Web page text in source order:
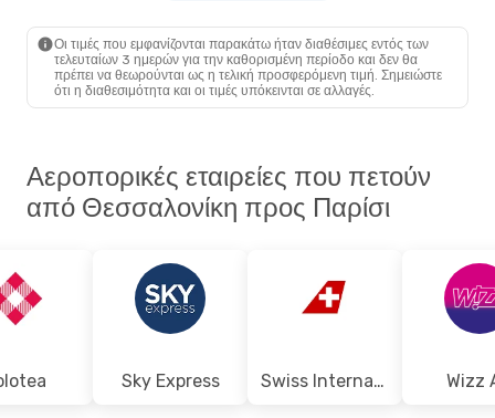
- SKG
Οι τιμές που εμφανίζονται παρακάτω ήταν διαθέσιμες εντός των
τελευταίων 3 ημερών για την καθορισμένη περίοδο και δεν θα
πρέπει να θεωρούνται ως η τελική προσφερόμενη τιμή. Σημειώστε
ότι η διαθεσιμότητα και οι τιμές υπόκεινται σε αλλαγές.
Αεροπορικές εταιρείες που πετούν
από Θεσσαλονίκη προς Παρίσι
Sky Express Swiss International Air Lines Wizz